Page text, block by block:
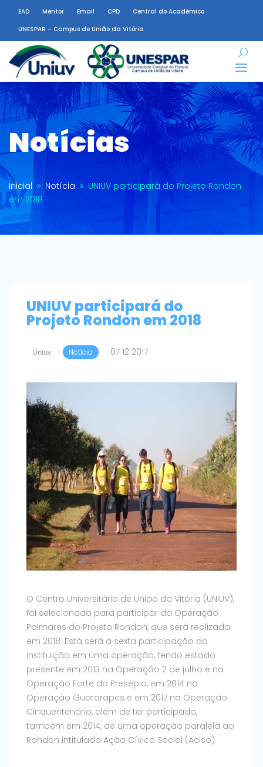
EAD Mentor Email CPD
Central do Acadêmico
UNESPAR – Campus de União da Vitória
Notícias
Inicial 9 Notícia 9 UNIUV participará do Projeto Rondon
em 2018
UNIUV participará do
Projeto Rondon em 2018
Uniuv Notícia 07 12 2017
O Centro Universitário de União da Vitória (UNIUV),
foi selecionado para participar da Operação
Palmares do Projeto Rondon, que será realizada
em 2018. Está será a sexta participação da
instituição em uma operação, tendo estado
presente em 2013 na Operação 2 de julho e na
Operação Forte do Presépio, em 2014 na
Operação Guararapes e em 2017 na Operação
Cinquentenário, além de ter participado,
também em 2014, de uma operação paralela ao
Rondon intitulada Ação Cívico Social (Aciso).